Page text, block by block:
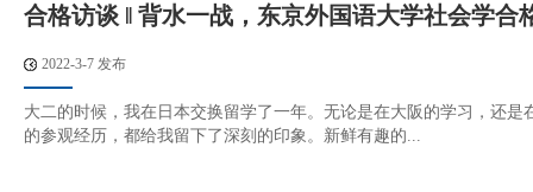
合格访谈 ‖ 背水一战，东京外国语大学社会学合
2022-3-7 发布
大二的时候，我在日本交换留学了一年。无论是在大阪的学习，还是
的参观经历，都给我留下了深刻的印象。新鲜有趣的...